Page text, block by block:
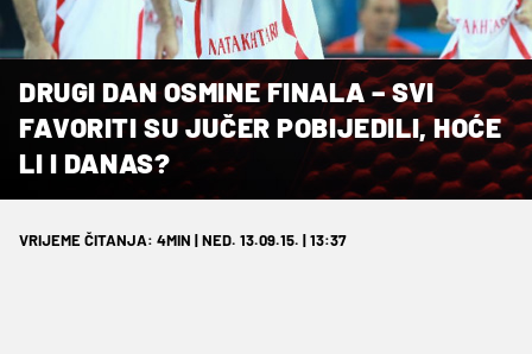
DRUGI DAN OSMINE FINALA – SVI
FAVORITI SU JUČER POBIJEDILI, HOĆE
LI I DANAS?
VRIJEME ČITANJA: 4MIN | NED. 13.09.15. | 13:37